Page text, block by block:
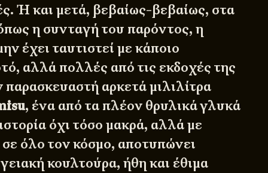
Ή και μετά, βεβαίως-βεβαίως, στα
η συνταγή του παρόντος, η
έχει ταυτιστεί με κάποιο
αλλά πολλές από τις εκδοχές της
αρκετά μιλιλίτρα
, ένα από τα πλέον θρυλικά γλυκά
όχι τόσο μακρά, αλλά με
όλο τον κόσμο, αποτυπώνει
κουλτούρα, ήθη και έθιμα